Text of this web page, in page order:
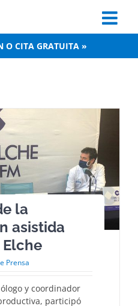
O CITA GRATUITA »
la
asistida
Elche
Prensa
y coordinador
participó